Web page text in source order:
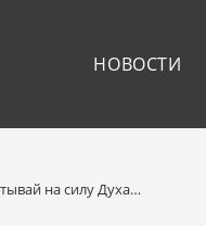
НОВОСТИ
на силу Духа…